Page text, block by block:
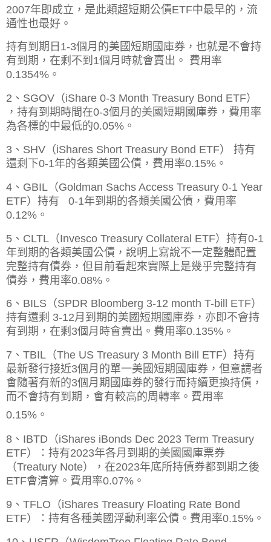
2007年即成立，是此類超短期公債ETF中最早的，流
通性也最好。
持有到期日1-3個月的美國短期國庫券，也就是不會持
有到期，在剩不到1個月時就會賣出。 費用率
0.1354%。
2、SGOV（iShare 0-3 Month Treasury Bond ETF）
， 持有到期時間在0-3個月的美國短期國庫券， 費用率
為各標的中最低的0.05%。
3、SHV（iShares Short Treasury Bond ETF） 持有
還剩下0-1年的各類美國公債，費用率0.15%。
4、GBIL（Goldman Sachs Access Treasury 0-1 Year
ETF）持有 0-1年到期的各類美國公債，費用率
0.12%。
5、CLTL（Invesco Treasury Collateral ETF）持有0-1
年到期的各類美國公債，說明上寫說不一定整體配置
完整持有債券，但目前看起來實際上是幾乎完整持有
債券，費用率0.08%。
6、BILS（SPDR Bloomberg 3-12 month T-bill ETF）
持有還剩 3-12月到期的美國短期國庫券，亦即不會持
有到期，在剩3個月時會賣出。費用率0.135%。
7、TBIL（The US Treasury 3 Month Bill ETF）持有
最新發行接近3個月的單一美國短期國庫券，但意謂者
會隨著有新的3個月期國庫券的發行而持續更換持債，
而不會持有到期，會有較高的周轉率。費用率
0.15%。
8、IBTD（iShares iBonds Dec 2023 Term Treasury
ETF）：持有2023年各月到期的美國國庫票券
（Treatury Note），在2023年底所持債券都到期之後
ETF會清算。 費用率0.07%。
9、TFLO（iShares Treasury Floating Rate Bond
ETF）：持有各種美國浮動利率公債。費用率0.15%。